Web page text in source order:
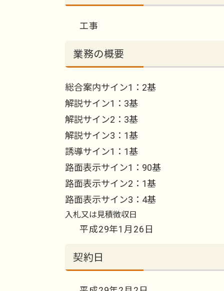
工事
業務の概要
総合案内サイン1：2基
解説サイン1：3基
解説サイン2：3基
解説サイン3：1基
誘導サイン1：1基
路面表示サイン1：90基
路面表示サイン2：1基
路面表示サイン3：4基
入札又は見積徴収日
平成29年1月26日
契約日